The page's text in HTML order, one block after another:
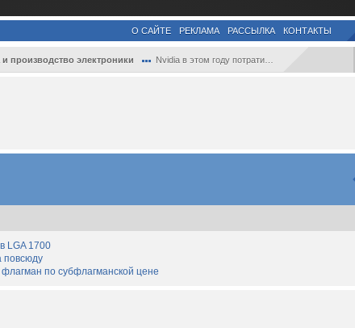
О САЙТЕ РЕКЛАМА РАССЫЛКА КОНТАКТЫ
и производство электроники Nvidia в этом году потратила на покупку ...
LGA 1700
повсюду
по субфлагманской цене